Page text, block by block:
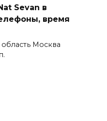
Sevan в
время
Москва